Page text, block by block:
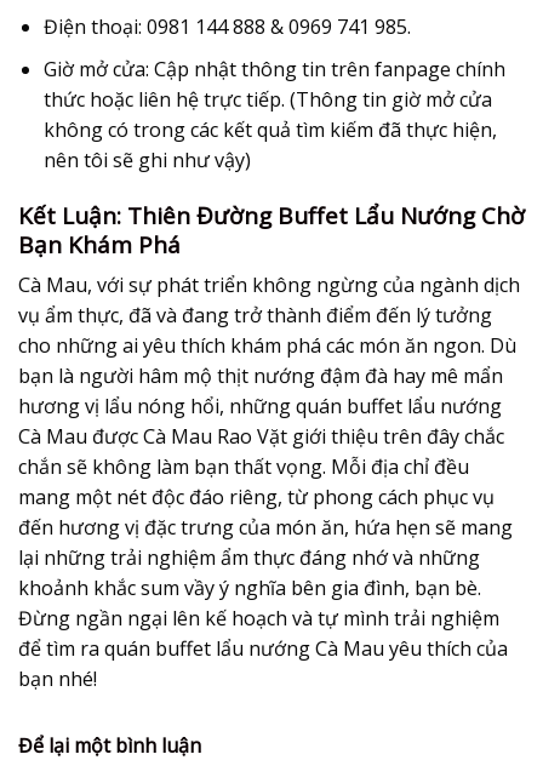
Điện thoại: 0981 144 888 & 0969 741 985.
Giờ mở cửa: Cập nhật thông tin trên fanpage chính
thức hoặc liên hệ trực tiếp. (Thông tin giờ mở cửa
không có trong các kết quả tìm kiếm đã thực hiện,
nên tôi sẽ ghi như vậy)
Kết Luận: Thiên Đường Buffet Lẩu Nướng Chờ
Bạn Khám Phá
Cà Mau, với sự phát triển không ngừng của ngành dịch
vụ ẩm thực, đã và đang trở thành điểm đến lý tưởng
cho những ai yêu thích khám phá các món ăn ngon. Dù
bạn là người hâm mộ thịt nướng đậm đà hay mê mẩn
hương vị lẩu nóng hổi, những quán buffet lẩu nướng
Cà Mau được Cà Mau Rao Vặt giới thiệu trên đây chắc
chắn sẽ không làm bạn thất vọng. Mỗi địa chỉ đều
mang một nét độc đáo riêng, từ phong cách phục vụ
đến hương vị đặc trưng của món ăn, hứa hẹn sẽ mang
lại những trải nghiệm ẩm thực đáng nhớ và những
khoảnh khắc sum vầy ý nghĩa bên gia đình, bạn bè.
Đừng ngần ngại lên kế hoạch và tự mình trải nghiệm
để tìm ra quán buffet lẩu nướng Cà Mau yêu thích của
bạn nhé!
Để lại một bình luận